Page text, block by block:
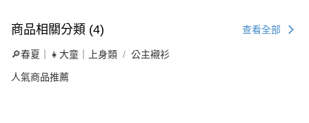
商品相關分類 (4) 查看全部
🔎春夏｜👧大童｜上身類 公主襯衫
人氣商品推薦